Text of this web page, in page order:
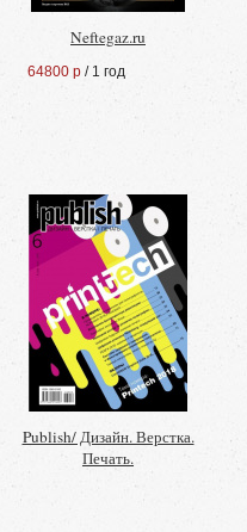
Neftegaz.ru
64800 р / 1 год
Publish/ Дизайн. Верстка.
Печать.